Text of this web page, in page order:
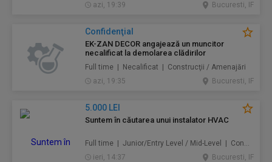
azi, 19:39
Bucuresti, IF
Confidenţial
EK-ZAN DECOR angajează un muncitor
necalificat la demolarea clădirilor
Full time | Necalificat | Construcţii / Amenajări
azi, 19:35
Bucuresti, IF
5.000 LEI
Suntem în căutarea unui instalator HVAC
Full time | Junior/Entry Level / Mid-Level | Construcţii / Amenajări
ieri, 14:37
Bucuresti, IF